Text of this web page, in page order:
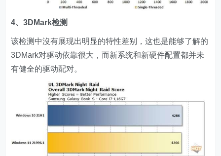
4、3DMark检测
该检测中沒有展现出明显的特性差别，这也是能够了解的
3DMark对驱动依靠很大，而新系统和新硬件配置都并未
有健全的驱动配对。